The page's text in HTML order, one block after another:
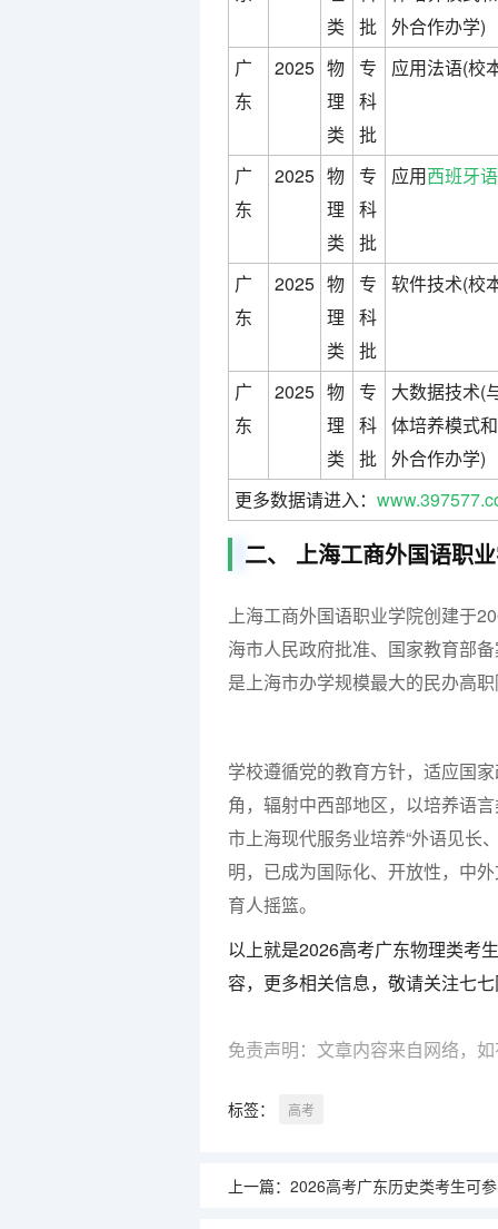
类
批 外合作办学)
广
东
2025 物
理
类
专
科
批
应用法语(校
广
东
2025 物
理
类
专
科
批
应用西班牙语
广
东
2025 物
理
类
专
科
批
软件技术(校
广
东
2025 物
理
类
专
科
批
大数据技术(
体培养模式
外合作办学)
更多数据请进入：
二、 上海工商外国语职
上海工商外国语职业学院创建于
海市人民政府批准、国家教育部
是上海市办学规模最大的民办高
学校遵循党的教育方针，适应国
角，辐射中西部地区，以培养语
市上海现代服务业培养“外语见长
明，已成为国际化、开放性，中
育人摇篮。
以上就是2026高考广东物理类考
容，更多相关信息，敬请关注七
免责声明：文章内容来自网络，
标签： 高考
上一篇： 2026高考广东历史类考生可参考报上海工商外国语职业